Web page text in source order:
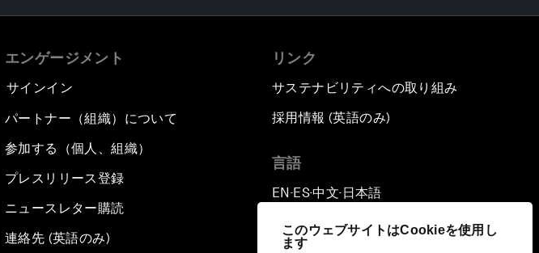
このウェブサイトはCookieを使用し
ます
エンゲージメント
サインイン
パートナー（組織）について
参加する（個人、組織）
プレスリリース登録
ニュースレター購読
連絡先 (英語のみ)
リンク
サステナビリティへの取り組み
採用情報 (英語のみ)
言語
EN ▪ES▪中文▪ 日本語